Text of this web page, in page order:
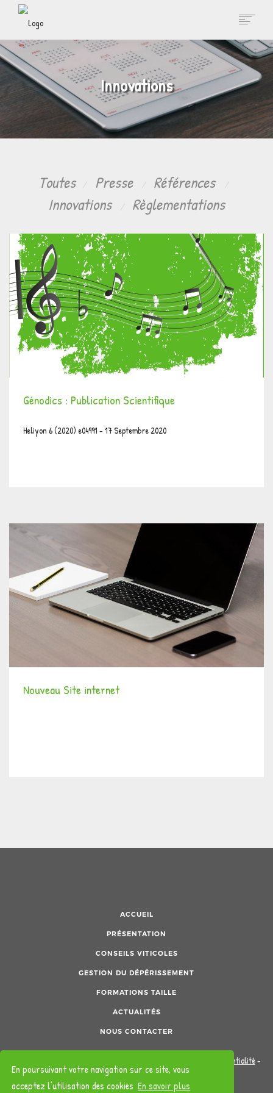
En poursuivant votre navigation sur ce site, vous
acceptez l’utilisation des cookies En savoir plus
ACCUEIL
L'ENTREPRISE
NOS SERVICES
ACTUALITÉS
CONTACT
Innovations
Toutes Presse
Références
Innovations
Règlementations
Génodics : Publication Scientifique
Heliyon 6 (2020) e04991 - 17 Septembre 2020
Nouveau Site internet
ACCUEIL
PRÉSENTATION
CONSEILS VITICOLES
GESTION DU DÉPÉRISSEMENT
FORMATIONS TAILLE
ACTUALITÉS
NOUS CONTACTER
Politique de confidentialité-
Création site internet